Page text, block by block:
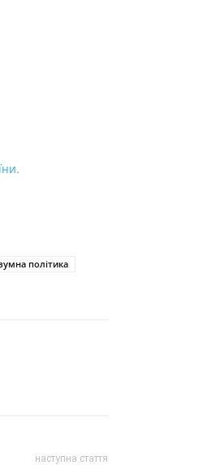
політика
наступна стаття